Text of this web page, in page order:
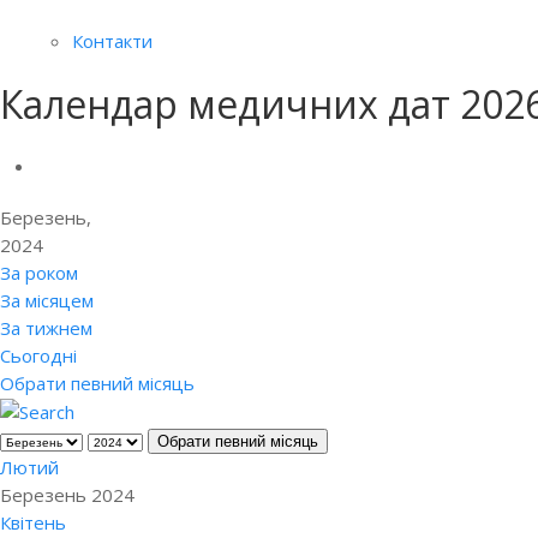
Контакти
Календар медичних дат
Березень,
2024
За роком
За місяцем
За тижнем
Сьогодні
Обрати певний місяць
Обрати певний місяць
Лютий
Березень 2024
Квітень